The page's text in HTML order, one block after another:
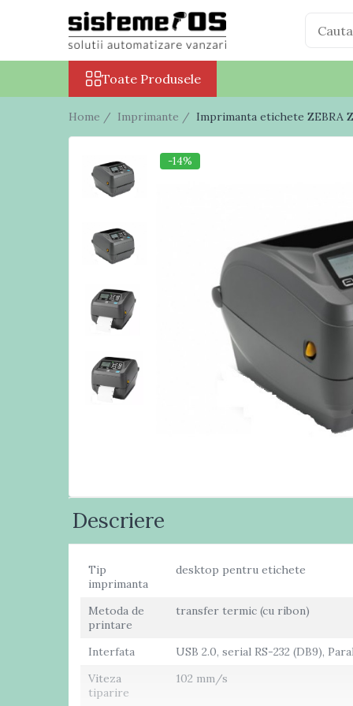
Toate Produsele
Case marcat fiscale
Cantare electronice
Cantare cu etichetare
Cantare incorporabile
Cantare Numaratoare
Cantare platforma
Cantare precizie
Cantare verificare
Masini numarat banii
Verificatoare bancnote
Imprimante matriciale
Imprimante portabile
Scannere documente
Cititoare coduri bare & Terminale
Cititoare coduri bare 1D cu fir
Cititoare coduri bare 2D cu fir
Cititoare coduri bare fixe
Toate Produsele
Home / Imprimante / Imprimanta etichete ZEBRA
-14%
Descriere
Tip
imprimanta
desktop pentru etichete
Metoda de
printare
transfer termic (cu ribon)
Interfata
USB 2.0, serial RS-232 (DB9),
Viteza
tiparire
102 mm/s